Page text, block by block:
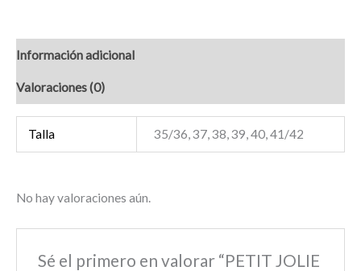
Información adicional
Valoraciones (0)
Talla 35/36, 37, 38, 39, 40, 41/42
No hay valoraciones aún.
Sé el primero en valorar “PETIT JOLIE